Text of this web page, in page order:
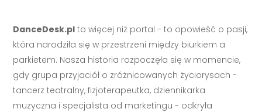
DanceDesk.pl to więcej niż portal - to opowieść o pasji,
która narodziła się w przestrzeni między biurkiem a
parkietem. Nasza historia rozpoczęła się w momencie,
gdy grupa przyjaciół o zróżnicowanych życiorysach -
tancerz teatralny, fizjoterapeutka, dziennikarka
muzyczna i specjalista od marketingu - odkryła